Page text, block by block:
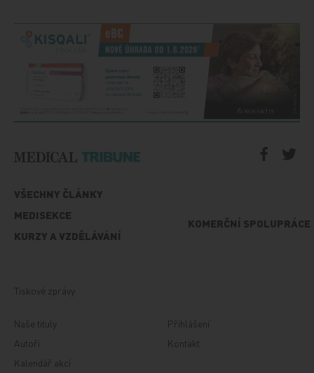
VŠECHNY ČLÁNKY
MEDISEKCE
KURZY A VZDĚLÁVÁNÍ
KOMERČNÍ SPOLUPRÁCE
Tiskové zprávy
Naše tituly
Autoři
Kalendář akcí
Přihlášení
Kontakt